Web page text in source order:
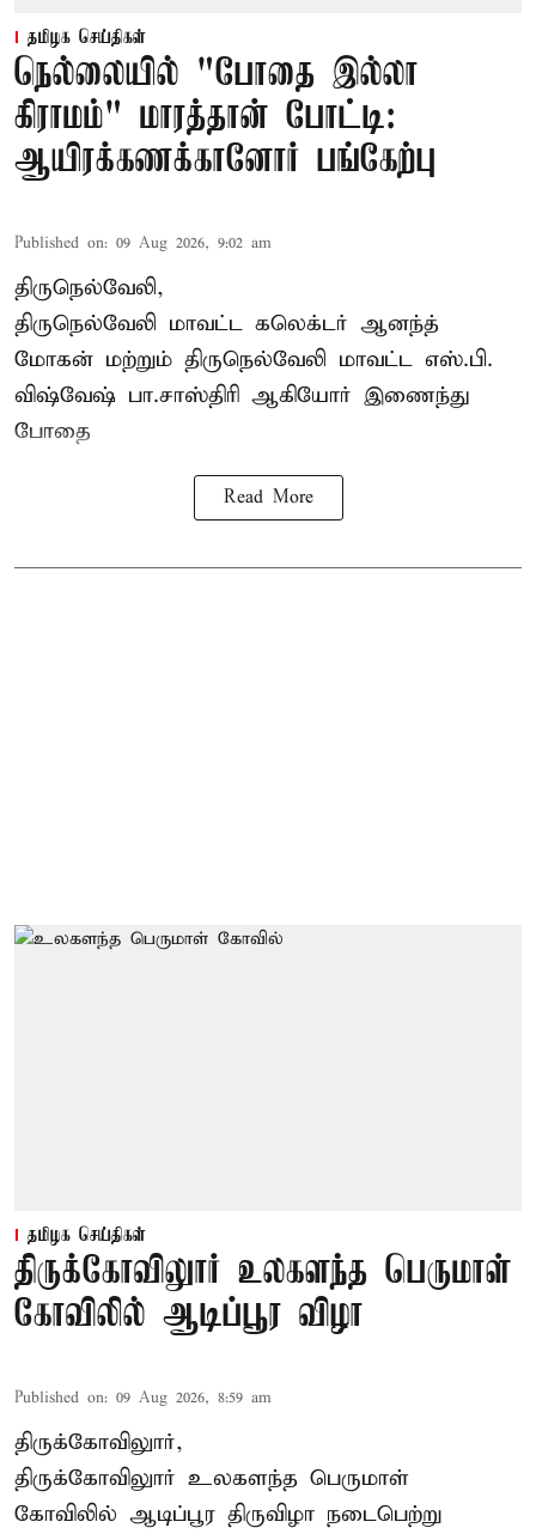
தமிழக செய்திகள்
நெல்லையில் "போதை இல்லா
கிராமம்" மாரத்தான் போட்டி:
ஆயிரக்கணக்கானோர் பங்கேற்பு
Published on: 09 Aug 2026, 9:02 am
திருநெல்வேலி,
திருநெல்வேலி மாவட்ட கலெக்டர் ஆனந்த்
மோகன் மற்றும் திருநெல்வேலி மாவட்ட எஸ்.பி.
விஷ்வேஷ் பா.சாஸ்திரி ஆகியோர் இணைந்து
போதை
Read More
தமிழக செய்திகள்
திருக்கோவிலுார் உலகளந்த பெருமாள்
கோவிலில் ஆடிப்பூர விழா
Published on: 09 Aug 2026, 8:59 am
திருக்கோவிலுார்,
திருக்கோவிலுார் உலகளந்த பெருமாள்
கோவிலில் ஆடிப்பூர திருவிழா நடைபெற்று